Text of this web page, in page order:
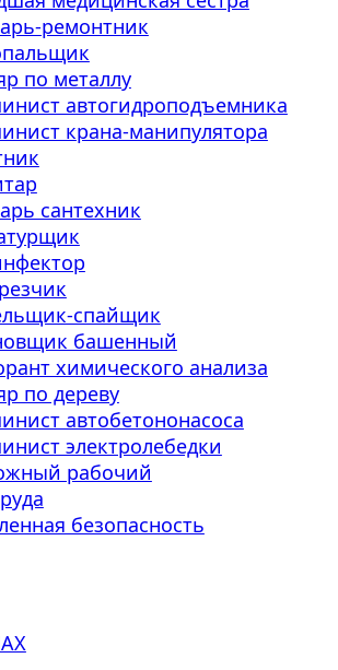
ремонтник
по металлу
автогидроподъемника
крана-манипулятора
сантехник
спайщик
башенный
химического анализа
по дереву
автобетононасоса
электролебедки
рабочий
безопасность